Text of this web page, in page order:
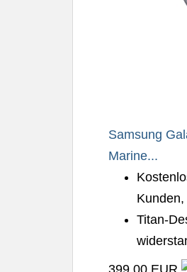
Samsung
Marine...
Titan-
399,00 EUR